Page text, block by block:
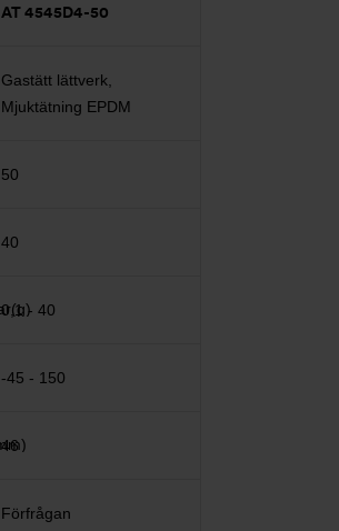
AT 4545D4-50
Gastätt lättverk,
Mjuktätning EPDM
50
40
0,1 - 40
-45 - 150
46
Förfrågan